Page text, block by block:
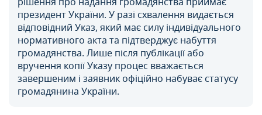
президент України. У разі схвалення видається
відповідний Указ, який має силу індивідуального
нормативного акта та підтверджує набуття
громадянства. Лише після публікації або
вручення копії Указу процес вважається
завершеним і заявник офіційно набуває статусу
громадянина України.